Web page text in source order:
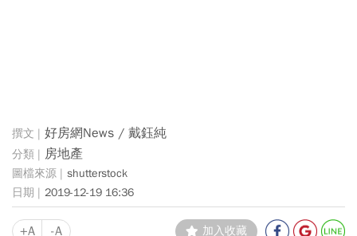
好房網News / 戴鈺純
房地產
shutterstock
2019-12-19 16:36
+A -A 加入收藏